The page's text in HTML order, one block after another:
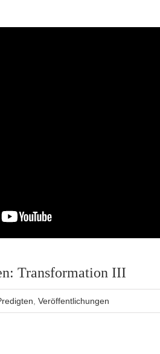
Transformation III
,Veröffentlichungen